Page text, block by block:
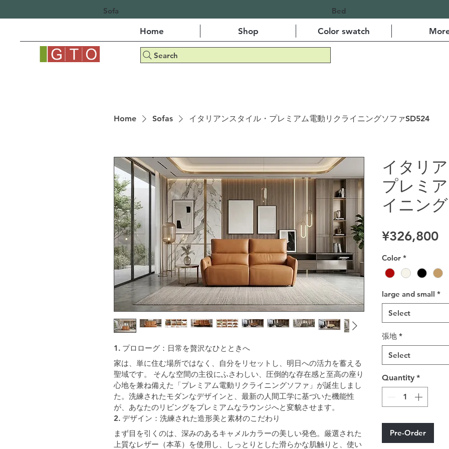
Sofa Bed
Home Shop Color swatch
Search
Home Sofas イタリアンスタイル・プレミアム電動リクライニングソファSD524
1. プロローグ：日常を贅沢なひとときへ
家は、単に住む場所ではなく、自分をリセットし、明日への活力を蓄える
聖域です。 そんな空間の主役にふさわしい、圧倒的な存在感と至高の座り
心地を兼ね備えた「プレミアム電動リクライニングソファ」が誕生しまし
た。洗練されたモダンなデザインと、最新の人間工学に基づいた機能性
が、あなたのリビングをプレミアムなラウンジへと変貌させます。
2. デザイン：洗練された造形美と素材のこだわり
まず目を引くのは、深みのあるキャメルカラーの美しい発色。厳選された
上質なレザー（本革）を使用し、しっとりとした滑らかな肌触りと、使い
イタリ
プレミ
イニン
¥326,800
Color *
large and small *
Select
張地 *
Select
Quantity *
Pre-Order